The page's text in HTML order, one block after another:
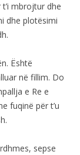
mbrojtur dhe
dhe plotësimi
Është
në fillim. Do
e Re e
fuqinë për t’u
sepse